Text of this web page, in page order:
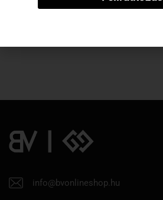
info@bvonlineshop.hu